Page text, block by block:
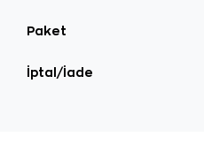
Paket
İptal/İade